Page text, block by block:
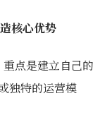
核心优势
点是建立自己的
独特的运营模